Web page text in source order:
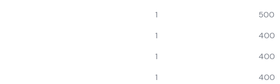
1
500
1
400
1
400
1 400